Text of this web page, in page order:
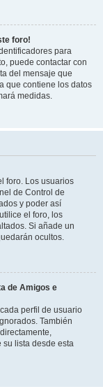
foro!
para
puede contactar con
del mensaje que
que contiene los datos
medidas.
foro. Los usuarios
de Control de
y poder así
el foro, los
Si añade un
ocultos.
de Amigos e
perfil de usuario
También
lista desde esta